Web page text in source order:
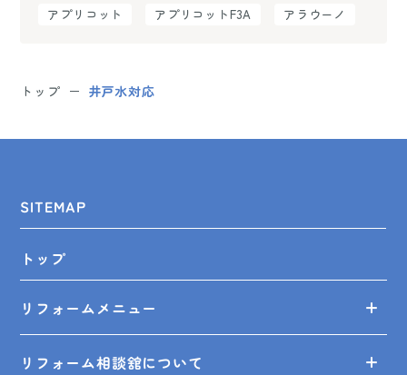
アプリコット
アプリコットF3A アラウーノ
トップ 井戸水対応
SITEMAP
トップ
リフォームメニュー
リフォーム相談舘について